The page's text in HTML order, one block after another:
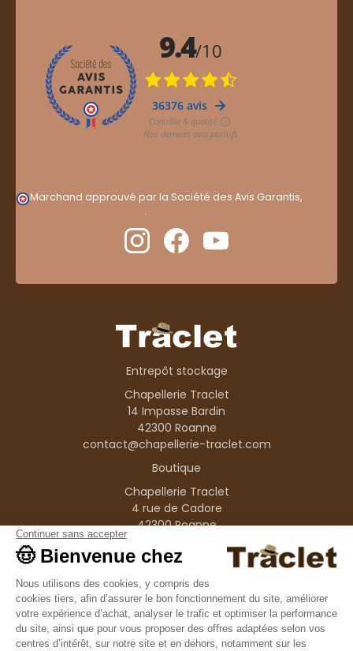
Marchand approuvé par la Société des Avis Garantis,
.
Entrepôt stockage
Chapellerie Traclet
14 Impasse Bardin
42300 Roanne
contact@chapellerie-traclet.com
Boutique
Chapellerie Traclet
4 rue de Cadore
42300 Roanne
Produits
Nos marques